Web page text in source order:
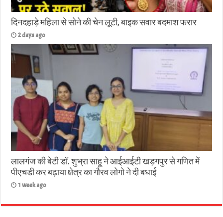
दिनदहाड़े महिला से सोने की चेन लूटी, बाइक सवार बदमाश फरार
2 days ago
लालगंज की बेटी डॉ. शुभ्रा साहू ने आईआईटी खड़गपुर से गणित में
पीएचडी कर बढ़ाया क्षेत्र का गौरव लोगो ने दी बधाई
1 week ago